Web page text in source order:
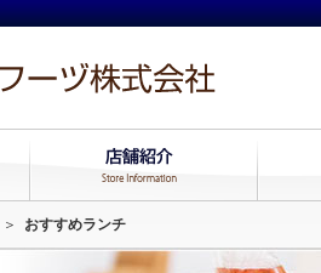
＞ おすすめランチ